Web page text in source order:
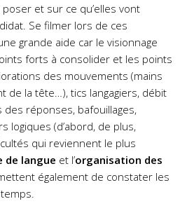
et sur ce qu’elles vont
Se filmer lors de ces
grande aide car le visionnage
forts à consolider et les points
des mouvements (mains
de la tête…), tics langagiers, débit
des réponses, bafouillages,
logiques (d’abord, de plus,
qui reviennent le plus
de langue et l’organisation des
également de constater les